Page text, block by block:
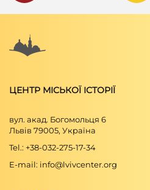
ЦЕНТР МІСЬКОЇ ІСТОРІЇ
вул. акад. Богомольця 6
Львів 79005, Україна
Tel.: +38-032-275-17-34
E-mail: info@lvivcenter.org